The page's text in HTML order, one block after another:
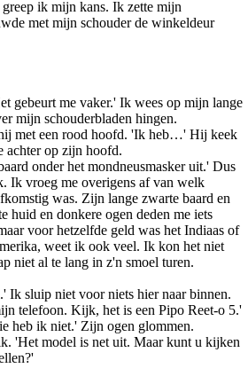
ik mijn kans. Ik zette mijn
met mijn schouder de winkeldeur
gebeurt me vaker.' Ik wees op mijn lange
mijn schouderbladen hingen.
met een rood hoofd. 'Ik heb…' Hij keek
achter op zijn hoofd.
onder het mondneusmasker uit.' Dus
Ik vroeg me overigens af van welk
was. Zijn lange zwarte baard en
huid en donkere ogen deden me iets
voor hetzelfde geld was het Indiaas of
weet ik ook veel. Ik kon het niet
niet al te lang in z'n smoel turen.
Ik sluip niet voor niets hier naar binnen.
telefoon. Kijk, het is een Pipo Reet-o 5.'
heb ik niet.' Zijn ogen glommen.
'Het model is net uit. Maar kunt u kijken